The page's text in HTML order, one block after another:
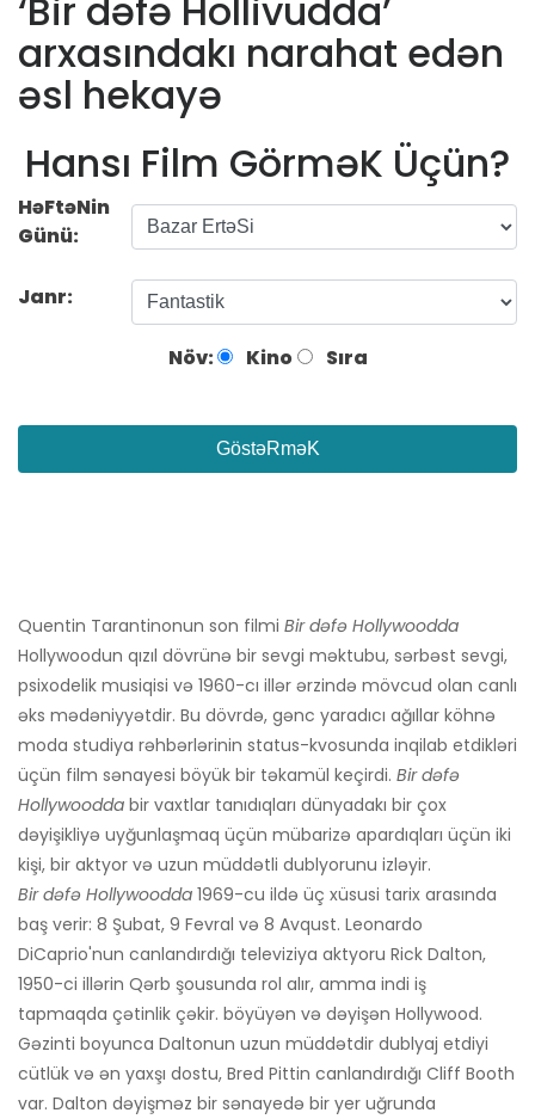
‘Bir dəfə Hollivudda’
arxasındakı narahat edən
əsl hekayə
Hansı Film GörməK Üçün?
HəFtəNin
Günü:
Janr:
Növ: Kino Sıra
GöstəRməK
Quentin Tarantinonun son filmi Bir dəfə Hollywoodda
Hollywoodun qızıl dövrünə bir sevgi məktubu, sərbəst sevgi,
psixodelik musiqisi və 1960-cı illər ərzində mövcud olan canlı
əks mədəniyyətdir. Bu dövrdə, gənc yaradıcı ağıllar köhnə
moda studiya rəhbərlərinin status-kvosunda inqilab etdikləri
üçün film sənayesi böyük bir təkamül keçirdi. Bir dəfə
Hollywoodda bir vaxtlar tanıdıqları dünyadakı bir çox
dəyişikliyə uyğunlaşmaq üçün mübarizə apardıqları üçün iki
kişi, bir aktyor və uzun müddətli dublyorunu izləyir.
Bir dəfə Hollywoodda 1969-cu ildə üç xüsusi tarix arasında
baş verir: 8 Şubat, 9 Fevral və 8 Avqust. Leonardo
DiCaprio'nun canlandırdığı televiziya aktyoru Rick Dalton,
1950-ci illərin Qərb şousunda rol alır, amma indi iş
tapmaqda çətinlik çəkir. böyüyən və dəyişən Hollywood.
Gəzinti boyunca Daltonun uzun müddətdir dublyaj etdiyi
cütlük və ən yaxşı dostu, Bred Pittin canlandırdığı Cliff Booth
var. Dalton dəyişməz bir sənayedə bir yer uğrunda